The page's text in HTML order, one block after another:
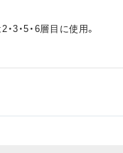
3・5・6層目に使用。